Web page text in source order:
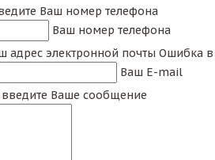
Ваш номер телефона
Ваш номер телефона
адрес электронной почты Ошибка в
Ваш E-mail
введите Ваше сообщение